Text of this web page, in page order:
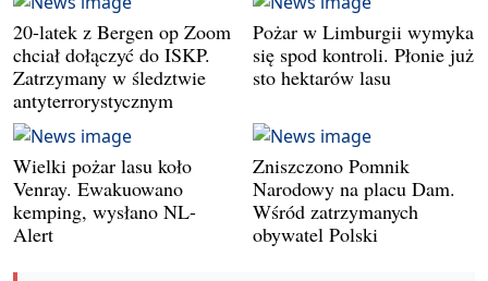
20-latek z Bergen op Zoom
chciał dołączyć do ISKP.
Zatrzymany w śledztwie
antyterrorystycznym
Pożar w Limburgii wymyka
się spod kontroli. Płonie już
sto hektarów lasu
Wielki pożar lasu koło
Venray. Ewakuowano
kemping, wysłano NL-
Alert
Zniszczono Pomnik
Narodowy na placu Dam.
Wśród zatrzymanych
obywatel Polski